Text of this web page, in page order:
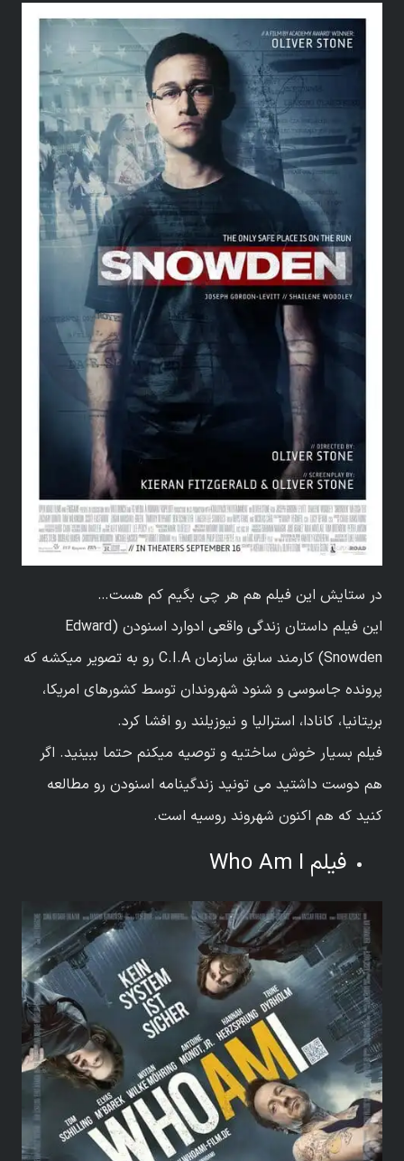
در ستایش این فیلم هم هر چی بگیم کم هست…
این فیلم داستان زندگی واقعی ادوارد اسنودن (Edward
Snowden
) کارمند سابق سازمان C.I.A رو به تصویر میکشه که
پرونده جاسوسی و شنود شهروندان توسط کشورهای امریکا،
بریتانیا، کانادا، استرالیا و نیوزیلند رو افشا کرد.
فیلم بسیار خوش ساختیه و توصیه میکنم حتما ببینید. اگر
هم دوست داشتید می تونید زندگینامه اسنودن رو مطالعه
کنید که هم اکنون شهروند روسیه است.
فیلم Who Am I